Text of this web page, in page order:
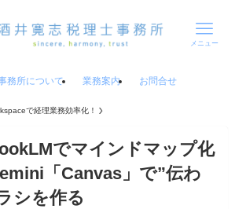
メニュー
務所について 業務案内 お問合せ
で経理業務効率化！
でマインドマップ化
「Canvas」で”伝わ
シを作る